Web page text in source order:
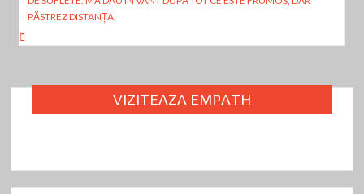
PĂSTREZ DISTANŢA
VIZITEAZA EMPATH